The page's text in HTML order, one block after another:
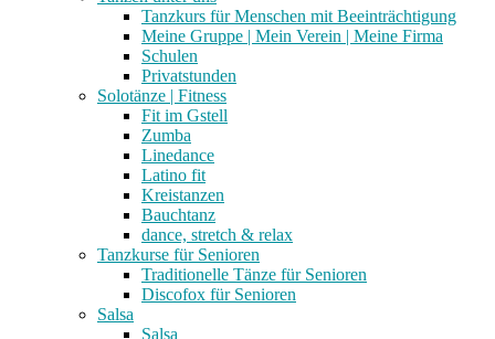
Tanzkurs für Menschen mit Beeinträchtigung
Meine Gruppe | Mein Verein | Meine Firma
Schulen
Privatstunden
Solotänze | Fitness
Fit im Gstell
Zumba
Linedance
Latino fit
Kreistanzen
Bauchtanz
dance, stretch & relax
Tanzkurse für Senioren
Traditionelle Tänze für Senioren
Discofox für Senioren
Salsa
Salsa